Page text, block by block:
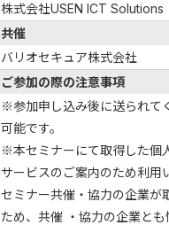
株式会社USEN ICT Solutions
共催
バリオセキュア株式会社
ご参加の際の注意事項
※参加申し込み後に送られて
可能です。
※本セミナーにて取得した個
サービスのご案内のため利用
セミナー共催・協力の企業が
ため、共催 ・協力の企業と